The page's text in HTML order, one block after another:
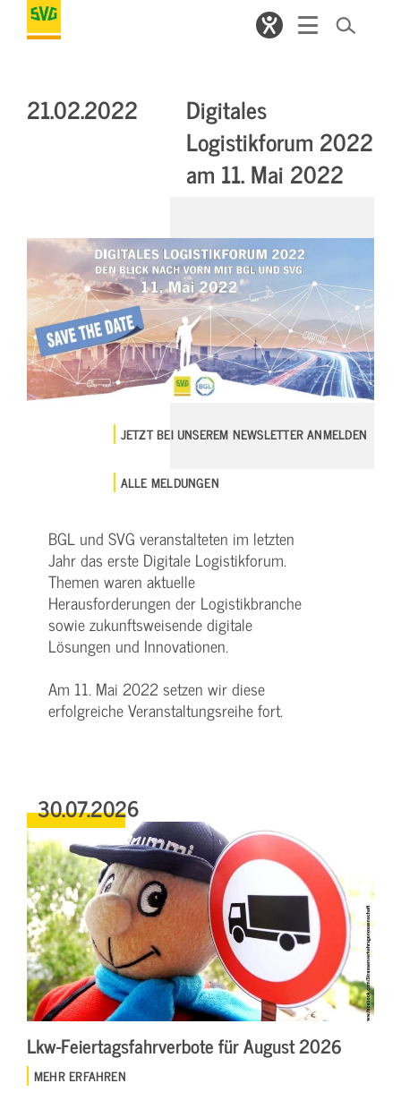
21.02.2022
Digitales
Logistikforum 2022
am 11. Mai 2022
JETZT BEI UNSEREM NEWSLETTER ANMELDEN
ALLE MELDUNGEN
BGL und SVG veranstalteten im letzten
Jahr das erste Digitale Logistikforum.
Themen waren aktuelle
Herausforderungen der Logistikbranche
sowie zukunftsweisende digitale
Lösungen und Innovationen.
Am 11. Mai 2022 setzen wir diese
erfolgreiche Veranstaltungsreihe fort.
30.07.2026
Lkw-Feiertagsfahrverbote für August 2026
MEHR ERFAHREN